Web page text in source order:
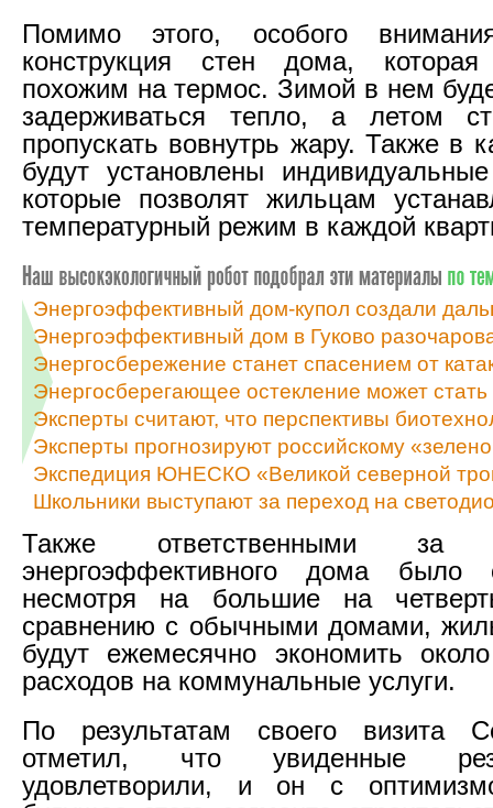
Помимо этого, особого
конструкция стен дома,
похожим на термос. Зимой в нем
задерживаться тепло, а летом
пропускать вовнутрь жару. Также в
будут установлены
которые позволят жильцам
температурный режим в каждой
Энергоэффективный дом-купол создали
Энергоэффективный дом в Гуково
Энергосбережение станет спасением от
Энергосберегающее остекление может
Эксперты считают, что перспективы
Эксперты прогнозируют российскому
Экспедиция ЮНЕСКО «Великой северной
Школьники выступают за переход на
Также ответственными за
энергоэффективного дома было
несмотря на большие на
сравнению с обычными домами,
будут ежемесячно экономить
расходов на коммунальные услуги.
По результатам своего визита
отметил, что увиденные
удовлетворили, и он с